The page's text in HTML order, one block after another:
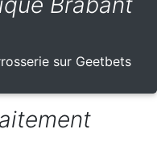
sur Geetbets